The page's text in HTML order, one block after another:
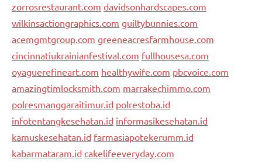
zorrosrestaurant.com davidsonhardscapes.com
wilkinsactiongraphics.com guiltybunnies.com
acemgmtgroup.com greeneacresfarmhouse.com
cincinnatiukrainianfestival.com fullhousesa.com
oyaguerefineart.com healthywife.com pbcvoice.com
amazingtimlocksmith.com marrakechimmo.com
polresmanggaraitimur.id polrestoba.id
infotentangkesehatan.id informasikesehatan.id
kamuskesehatan.id farmasiapotekerumm.id
kabarmataram.id cakelifeeveryday.com